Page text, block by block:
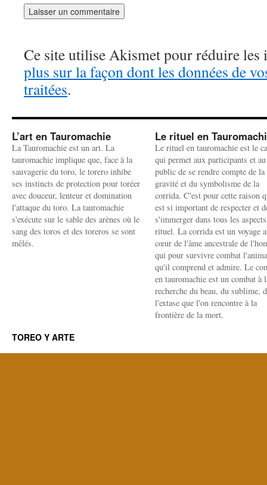
Ce site utilise Akismet pour réduire les
plus sur la façon dont les données de
traitées.
L’art en Tauromachie
La Tauromachie est un art. La
tauromachie implique que, face à la
sauvagerie du toro, le torero inhibe
ses instincts de protection pour toréer
avec douceur, lenteur et domination
l'attaque du toro. La tauromachie
s'exécute sur le sable des arènes où le
sang des toros et des toreros se sont
mêlés.
Le rituel en
Le rituel en tauromachie est le
qui permet aux participants et au
public de se rendre compte de la
gravité et du symbolisme de la
corrida. C'est pour cette raison
est si important de respecter et
s'immerger dans tous les
rituel. La corrida est un voyage
cœur de l'âme ancestrale de
qui pour survivre combat
qu'il comprend et admire. Le
en tauromachie est un combat à
recherche du beau, du sublime,
l'extase que l'on rencontre à la
frontière de la mort.
TOREO Y ARTE